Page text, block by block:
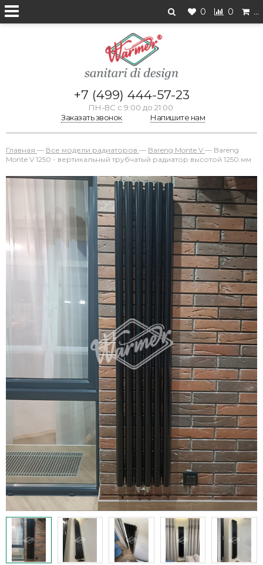
0 0 …
+7 (499) 444-57-23
ПН-ВС с 9:00 до 21:00
Заказать звонок
Напишите нам
Главная — Все модели радиаторов — Bareng Monte V — Bareng
Monte V 1250 - вертикальный трубчатый радиатор высотой 1250 мм